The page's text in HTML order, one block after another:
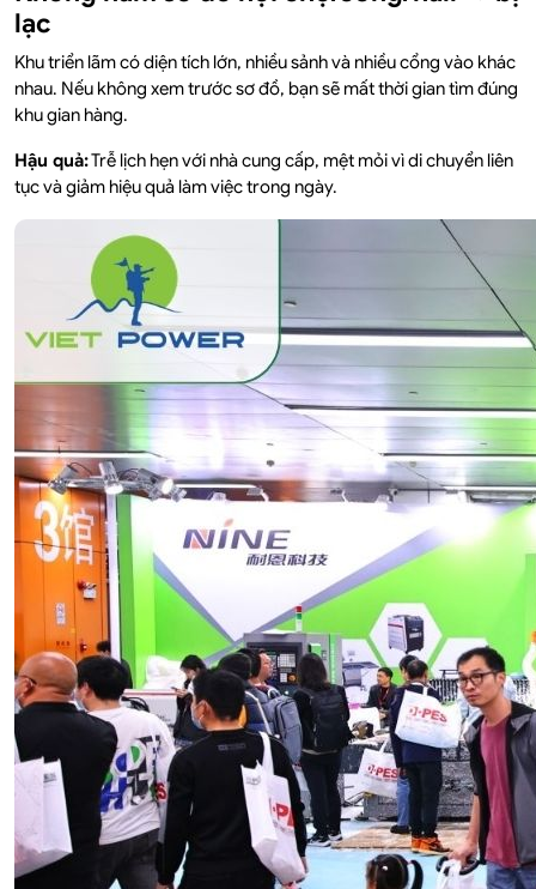
lạc
Khu triển lãm có diện tích lớn, nhiều sảnh và nhiều cổng vào khác
nhau. Nếu không xem trước sơ đồ, bạn sẽ mất thời gian tìm đúng
khu gian hàng.
Hậu quả:Trễ lịch hẹn với nhà cung cấp, mệt mỏi vì di chuyển liên
tục và giảm hiệu quả làm việc trong ngày.